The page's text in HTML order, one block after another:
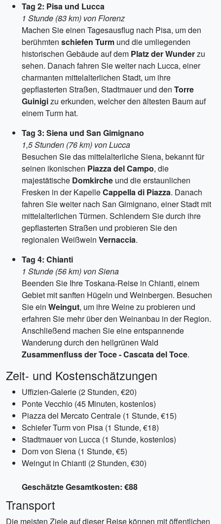
Tag 2: Pisa und Lucca
1 Stunde (83 km) von Florenz
Machen Sie einen Tagesausflug nach Pisa, um den
berühmten schiefen Turm und die umliegenden
historischen Gebäude auf dem Platz der Wunderzu
sehen. Danach fahren Sie weiter nach Lucca, einer
charmanten mittelalterlichen Stadt, um ihre
gepflasterten Straßen, Stadtmauer und den Torre
Guinigizu erkunden, welcher den ältesten Baum auf
einem Turm hat.
Tag 3: Siena und San Gimignano
1,5 Stunden (76 km) von Lucca
Besuchen Sie das mittelalterliche Siena, bekannt für
seinen ikonischen Piazza del Campo, die
majestätische Domkirche und die erstaunlichen
Fresken in der KapelleCappella di Piazza. Danach
fahren Sie weiter nach San Gimignano, einer Stadt mit
mittelalterlichen Türmen. Schlendern Sie durch ihre
gepflasterten Straßen und probieren Sie den
regionalen Weißwein Vernaccia.
Tag 4: Chianti
1 Stunde (56 km) von Siena
Beenden Sie Ihre Toskana-Reise in Chianti, einem
Gebiet mit sanften Hügeln und Weinbergen. Besuchen
Sie ein Weingut, um ihre Weine zu probieren und
erfahren Sie mehr über den Weinanbau in der Region.
Anschließend machen Sie eine entspannende
Wanderung durch den hellgrünen Wald
Zusammenfluss der Toce - Cascata del Toce.
Zeit- und Kostenschätzungen
Uffizien-Galerie (2 Stunden, €20)
Ponte Vecchio (45 Minuten, kostenlos)
Piazza del Mercato Centrale (1 Stunde, €15)
Schiefer Turm von Pisa (1 Stunde, €18)
Stadtmauer von Lucca (1 Stunde, kostenlos)
Dom von Siena (1 Stunde, €5)
Weingut in Chianti (2 Stunden, €30)
Geschätzte Gesamtkosten: €88
Transport
Die meisten Ziele auf dieser Reise können mit öffentlichen